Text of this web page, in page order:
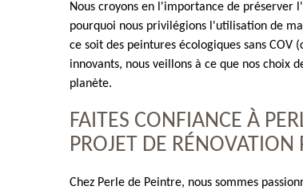
Nous croyons en l'importance de préserver
pourquoi nous privilégions l'utilisation de
ce soit des peintures écologiques sans COV
innovants, nous veillons à ce que nos
planète.
FAITES CONFIANCE À
PROJET DE
Chez Perle de Peintre, nous sommes